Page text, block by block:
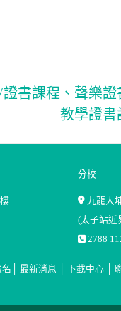
書課程、聲樂
教學證書
分校
九龍大
(太子站近
2788
名 最新消息 下載中心│